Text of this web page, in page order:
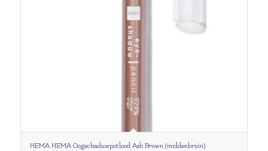
HEMA HEMA Oogschaduwpotlood Ash Brown (middenbruin)